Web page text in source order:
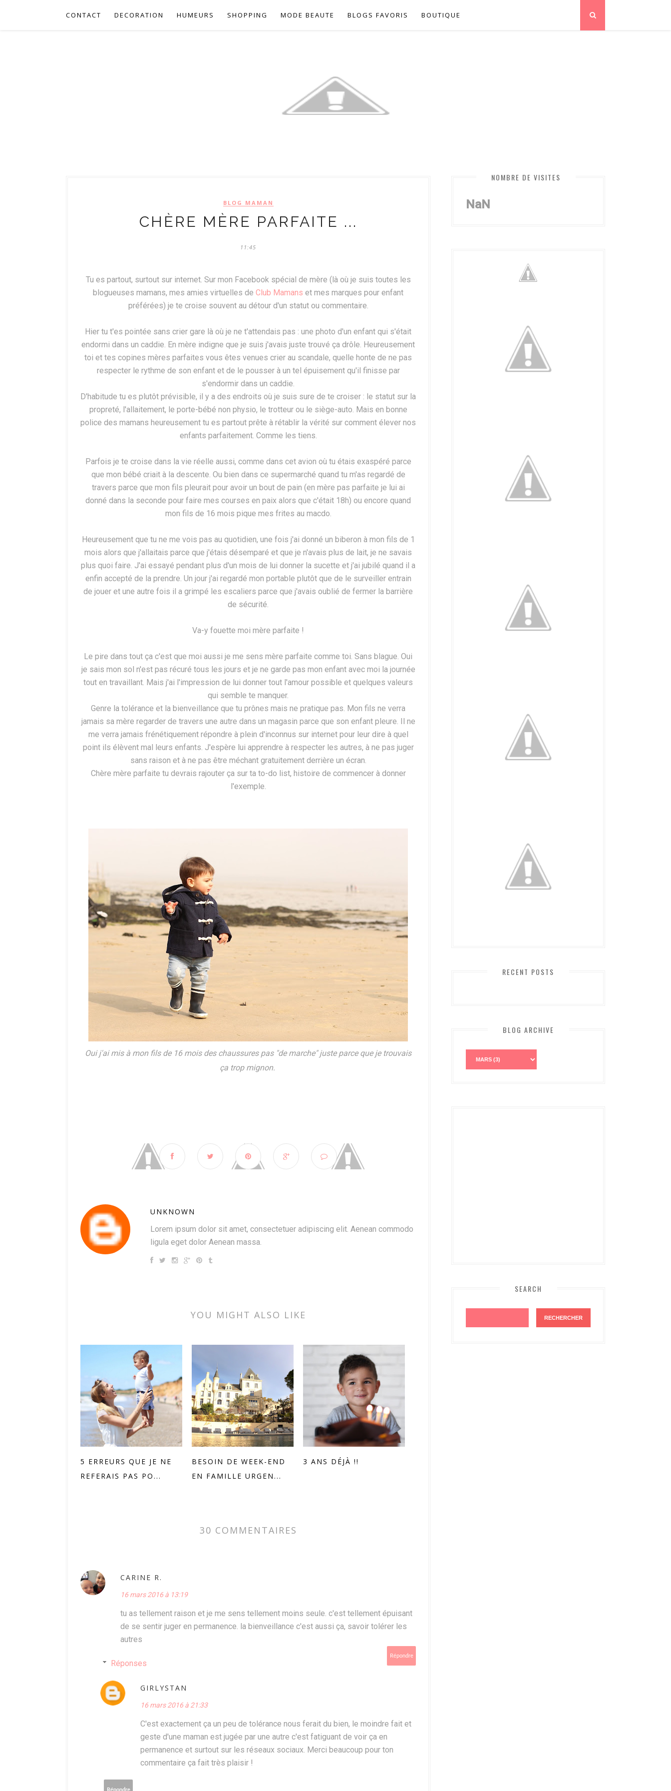
CONTACT DECORATION HUMEURS SHOPPING MODE BEAUTE BLOGS FAVORIS BOUTIQUE
BLOG MAMAN
CHÈRE MÈRE PARFAITE ...
11:45
Tu es partout, surtout sur internet. Sur mon Facebook spécial de mère (là où je suis toutes les
blogueuses mamans, mes amies virtuelles de Club Mamans et mes marques pour enfant
préférées) je te croise souvent au détour d'un statut ou commentaire.
Hier tu t'es pointée sans crier gare là où je ne t'attendais pas : une photo d'un enfant qui s'était
endormi dans un caddie. En mère indigne que je suis j'avais juste trouvé ça drôle. Heureusement
toi et tes copines mères parfaites vous êtes venues crier au scandale, quelle honte de ne pas
respecter le rythme de son enfant et de le pousser à un tel épuisement qu'il finisse par
s'endormir dans un caddie.
D'habitude tu es plutôt prévisible, il y a des endroits où je suis sure de te croiser : le statut sur la
propreté, l'allaitement, le porte-bébé non physio, le trotteur ou le siège-auto. Mais en bonne
police des mamans heureusement tu es partout prête à rétablir la vérité sur comment élever nos
enfants parfaitement. Comme les tiens.
Parfois je te croise dans la vie réelle aussi, comme dans cet avion où tu étais exaspéré parce
que mon bébé criait à la descente. Ou bien dans ce supermarché quand tu m'as regardé de
travers parce que mon fils pleurait pour avoir un bout de pain (en mère pas parfaite je lui ai
donné dans la seconde pour faire mes courses en paix alors que c'était 18h) ou encore quand
mon fils de 16 mois pique mes frites au macdo.
Heureusement que tu ne me vois pas au quotidien, une fois j'ai donné un biberon à mon fils de 1
mois alors que j'allaitais parce que j'étais désemparé et que je n'avais plus de lait, je ne savais
plus quoi faire. J'ai essayé pendant plus d'un mois de lui donner la sucette et j'ai jubilé quand il a
enfin accepté de la prendre. Un jour j'ai regardé mon portable plutôt que de le surveiller entrain
de jouer et une autre fois il a grimpé les escaliers parce que j'avais oublié de fermer la barrière
de sécurité.
Va-y fouette moi mère parfaite !
Le pire dans tout ça c'est que moi aussi je me sens mère parfaite comme toi. Sans blague. Oui
je sais mon sol n'est pas récuré tous les jours et je ne garde pas mon enfant avec moi la journée
tout en travaillant. Mais j'ai l'impression de lui donner tout l'amour possible et quelques valeurs
qui semble te manquer.
Genre la tolérance et la bienveillance que tu prônes mais ne pratique pas. Mon fils ne verra
jamais sa mère regarder de travers une autre dans un magasin parce que son enfant pleure. Il ne
me verra jamais frénétiquement répondre à plein d'inconnus sur internet pour leur dire à quel
point ils élèvent mal leurs enfants. J'espère lui apprendre à respecter les autres, à ne pas juger
sans raison et à ne pas être méchant gratuitement derrière un écran.
Chère mère parfaite tu devrais rajouter ça sur ta to-do list, histoire de commencer à donner
l'exemple.
Oui j'ai mis à mon fils de 16 mois des chaussures pas "de marche" juste parce que je trouvais
ça trop mignon.
UNKNOWN
Lorem ipsum dolor sit amet, consectetuer adipiscing elit. Aenean commodo
ligula eget dolor Aenean massa.
YOU MIGHT ALSO LIKE
5 ERREURS QUE JE NE
REFERAIS PAS PO...
BESOIN DE WEEK-END
EN FAMILLE URGEN...
3 ANS DÉJÀ !!
30 COMMENTAIRES
CARINE R.
16 mars 2016 à 13:19
tu as tellement raison et je me sens tellement moins seule. c'est tellement épuisant
de se sentir juger en permanence. la bienveillance c'est aussi ça, savoir tolérer les
autres
Répondre
Réponses
GIRLYSTAN
16 mars 2016 à 21:33
C'est exactement ça un peu de tolérance nous ferait du bien, le moindre fait et
geste d'une maman est jugée par une autre c'est fatiguant de voir ça en
permanence et surtout sur les réseaux sociaux. Merci beaucoup pour ton
commentaire ça fait très plaisir !
Répondre
NOMBRE DE VISITES
NaN
RECENT POSTS
BLOG ARCHIVE
SEARCH